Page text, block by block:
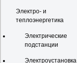
Электро- и
теплоэнергетика
Электрические
подстанции
Электроустановка